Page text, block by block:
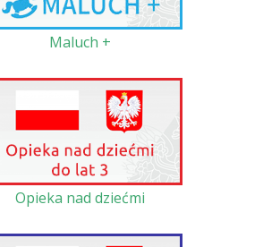
Maluch +
Opieka nad dziećmi